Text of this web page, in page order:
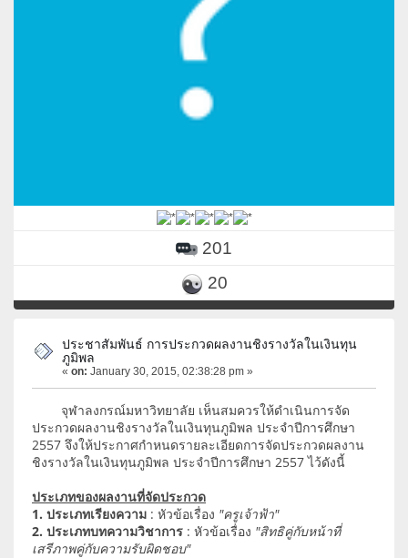
201
20
ประชาสัมพันธ์ การประกวดผลงานชิงรางวัลในเงินทุน
ภูมิพล
« on: January 30, 2015, 02:38:28 pm »
จุฬาลงกรณ์มหาวิทยาลัย เห็นสมควรให้ดำเนินการจัด
ประกวดผลงานชิงรางวัลในเงินทุนภูมิพล ประจำปีการศึกษา
2557 จึงให้ประกาศกำหนดรายละเอียดการจัดประกวดผลงาน
ชิงรางวัลในเงินทุนภูมิพล ประจำปีการศึกษา 2557 ไว้ดังนี้
ประเภทของผลงานที่จัดประกวด
1. ประเภทเรียงความ : หัวข้อเรื่อง "ครูเจ้าฟ้า"
2. ประเภทบทความวิชาการ : หัวข้อเรื่อง "สิทธิคู่กับหน้าที่
เสรีภาพคู่กับความรับผิดชอบ"